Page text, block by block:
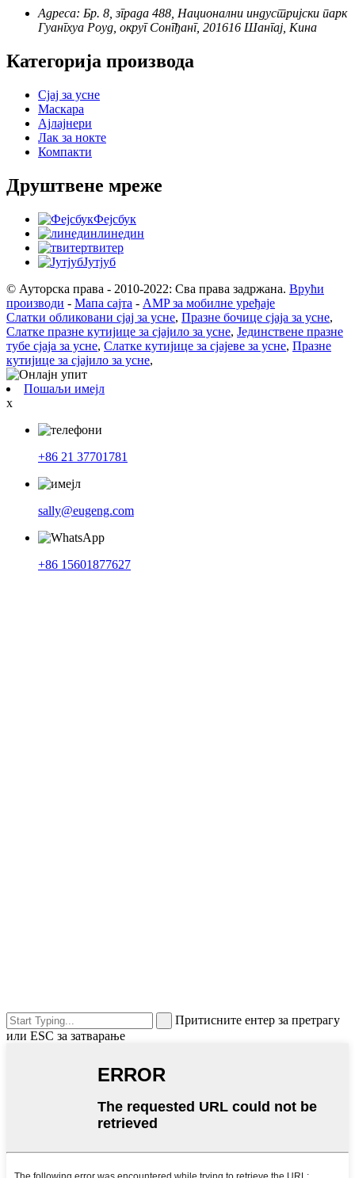
Адреса: Бр. 8, зграда 488, Национални индустријски парк
Гуангхуа Роуд, округ Сонгђанг, 201616 Шангај, Кина
Категорија производа
Сјај за усне
Маскара
Ајлајнери
Лак за нокте
Компакти
Друштвене мреже
Фејсбук
линедин
твитер
Јутјуб
© Ауторска права - 2010-2022: Сва права задржана. Врући
производи - Мапа сајта - AMP за мобилне уређаје
Слатки обликовани сјај за усне, Празне бочице сјаја за усне,
Слатке празне кутијице за сјајило за усне, Јединствене празне
тубе сјаја за усне, Слатке кутијице за сјајеве за усне, Празне
кутијице за сјајило за усне,
Пошаљи имејл
x
+86 21 37701781
sally@eugeng.com
+86 15601877627
Притисните ентер за претрагу
или ESC за затварање